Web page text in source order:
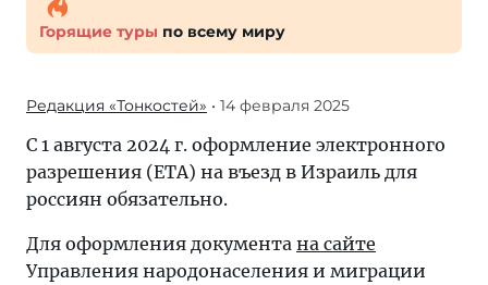
Горящие туры по всему миру
Редакция «Тонкостей» • 14 февраля 2025
С 1 августа 2024 г. оформление электронного
разрешения (ETA) на въезд в Израиль для
россиян обязательно.
Для оформления документа на сайте
Управления народонаселения и миграции